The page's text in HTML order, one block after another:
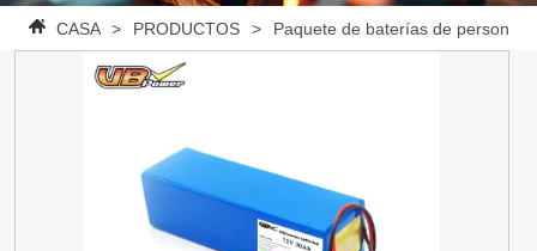
CASA > PRODUCTOS > Paquete de baterías de